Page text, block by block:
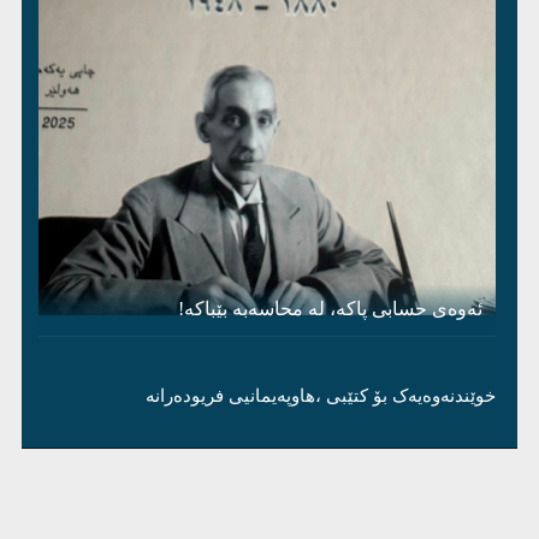
ئەوەی حسابی پاکە، لە محاسەبە بێباکە!
خوێندنەوەیەک بۆ کتێبی ،هاوپەیمانیی فریودەرانە